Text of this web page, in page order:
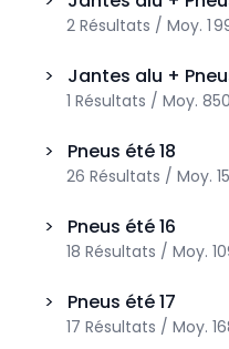
2 Résultats / Moy. 1
> Jantes alu +
1 Résultats / Moy.
> Pneus été18
26 Résultats / Moy.
> Pneus été16
18 Résultats / Moy.
> Pneus été17
17 Résultats / Moy.